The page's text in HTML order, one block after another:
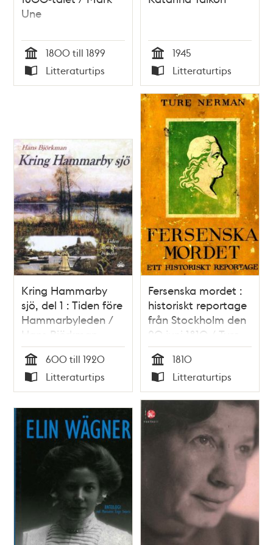
Une
Tid
1800 till 1899
Typ
Litteraturtips Tid
1945
Typ
Litteraturtips
Kring Hammarby
sjö, del 1 : Tiden före
Hammarbyleden /
Hans Björkman
Tid
600 till 1920
Typ
Litteraturtips
Fersenska mordet :
historiskt reportage
från Stockholm den
20 juni 1810 / Ture
Nerman
Tid
1810
Typ
Litteraturtips